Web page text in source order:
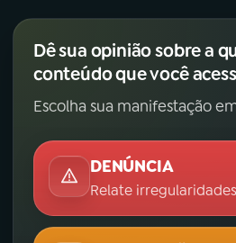
Dê sua opinião sobre a
conteúdo que você
Escolha sua manifestação
DENÚNCIA
Relate